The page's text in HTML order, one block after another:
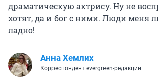
драматическую актрису. Ну не
хотят, да и бог с ними. Люди меня
ладно!
Анна Хемлих
Корреспондент evergreen-редакции